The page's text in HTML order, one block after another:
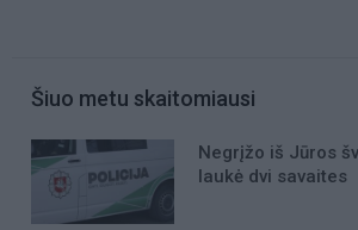
Šiuo metu skaitomiausi
Negrįžo iš Jūros
laukė dvi savaites